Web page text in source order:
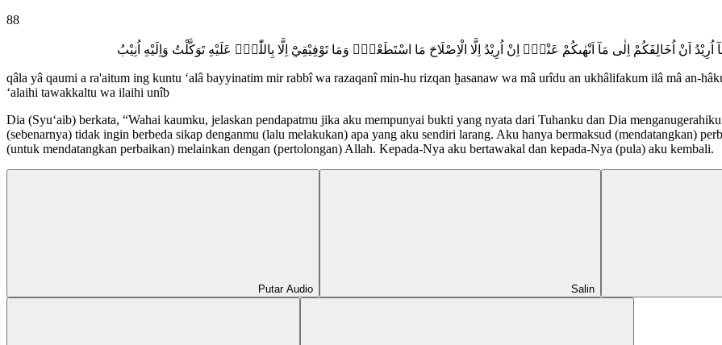
88
اَنْ اُخَالِفَكُمْ اِلٰى مَآ اَنْهٰىكُمْ عَنْهُۗ اِنْ اُرِيْدُ اِلَّا الْاِصْلَاحَ مَا اسْتَطَعْتُۗ وَمَا تَوْفِيْقِيْٓ اِلَّا بِاللّٰهِۗ عَلَيْهِ تَوَكَّلْتُ وَاِلَيْهِ اُنِيْبُ
qâla yâ qaumi a ra'aitum ing kuntu ‘alâ bayyinatim mir rabbî wa razaqanî min-hu rizqan ḫasanaw wa mâ urîdu an ukhâlifakum ilâ mâ an-
‘alaihi tawakkaltu wa ilaihi unîb
Dia (Syuʻaib) berkata, “Wahai kaumku, jelaskan pendapatmu jika aku mempunyai bukti yang nyata dari Tuhanku dan Dia
(sebenarnya) tidak ingin berbeda sikap denganmu (lalu melakukan) apa yang aku sendiri larang. Aku hanya bermaksud (mendatangkan)
(untuk mendatangkan perbaikan) melainkan dengan (pertolongan) Allah. Kepada-Nya aku bertawakal dan kepada-Nya (pula) aku kembali.
Putar Audio Salin